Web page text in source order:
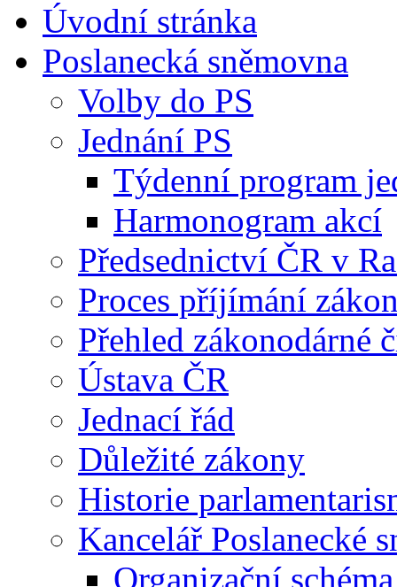
Úvodní stránka
Poslanecká sněmovna
Volby do PS
Jednání PS
Týdenní program
Harmonogram akcí
Předsednictví ČR v
Proces příjímání
Přehled zákonodárné
Ústava ČR
Jednací řád
Důležité zákony
Historie
Kancelář Poslanecké
Organizační schéma